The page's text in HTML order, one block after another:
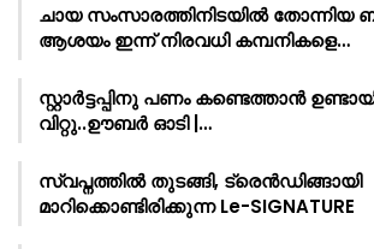
ചായ സംസാരത്തിനിടയിൽ തോന്നിയ
ആശയം ഇന്ന് നിരവധി കമ്പനികളെ…
സ്റ്റാർട്ടപ്പിനു പണം കണ്ടെത്താൻ
വിറ്റു..ഊബർ ഓടി |…
സ്വപ്നത്തിൽ തുടങ്ങി, ട്രെൻഡിങ്ങായി
മാറിക്കൊണ്ടിരിക്കുന്ന Le-SIGNATURE